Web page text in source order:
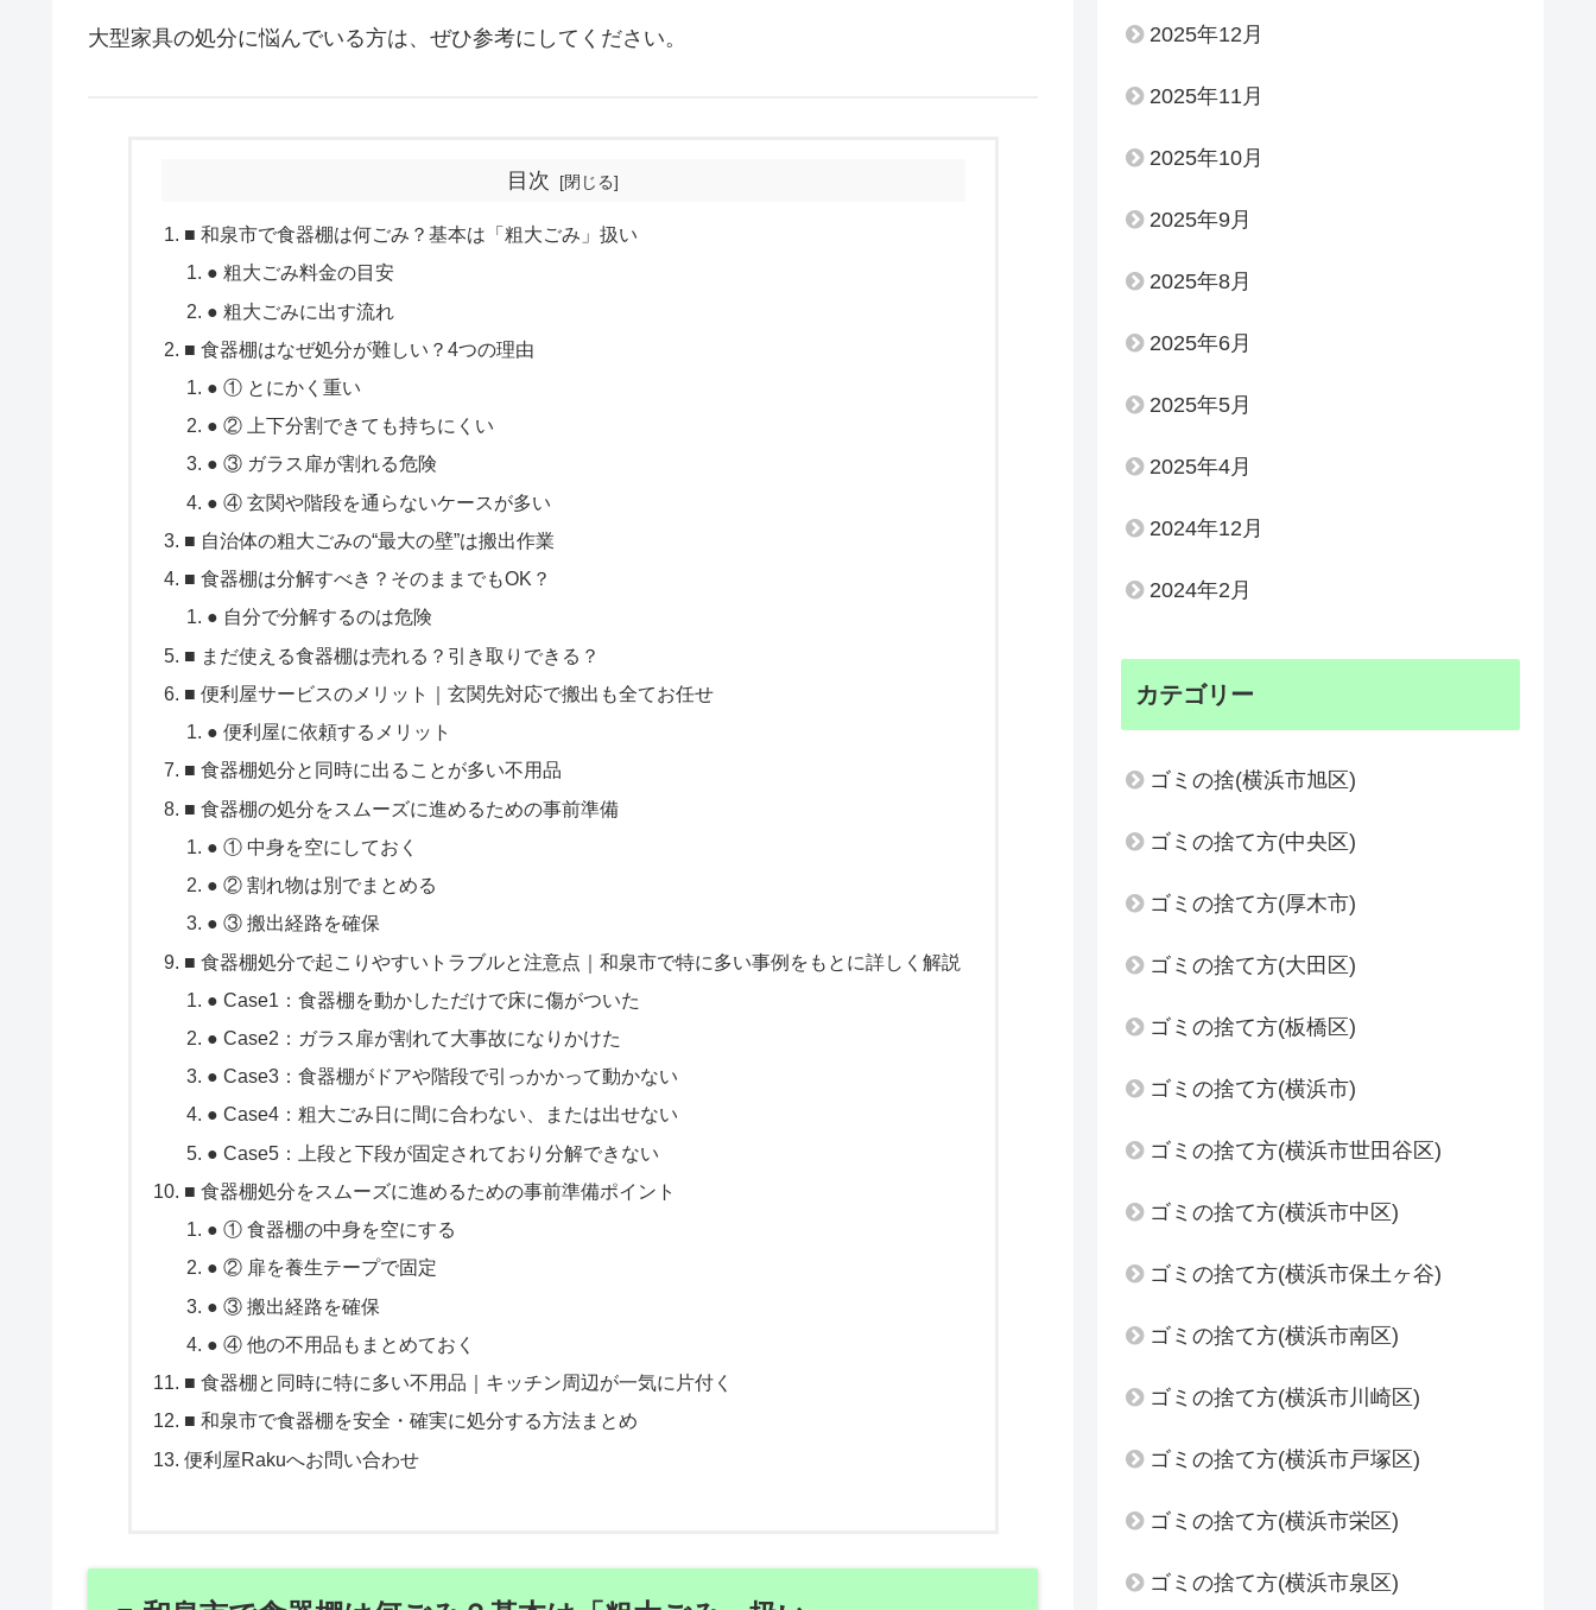
大型家具の処分に悩んでいる方は、ぜひ参考にしてください。
目次
■ 和泉市で食器棚は何ごみ？基本は「粗大ごみ」扱い
● 粗大ごみ料金の目安
● 粗大ごみに出す流れ
■ 食器棚はなぜ処分が難しい？4つの理由
● ① とにかく重い
● ② 上下分割できても持ちにくい
● ③ ガラス扉が割れる危険
● ④ 玄関や階段を通らないケースが多い
■ 自治体の粗大ごみの“最大の壁”は搬出作業
■ 食器棚は分解すべき？そのままでもOK？
● 自分で分解するのは危険
■ まだ使える食器棚は売れる？引き取りできる？
■ 便利屋サービスのメリット｜玄関先対応で搬出も全てお任せ
● 便利屋に依頼するメリット
■ 食器棚処分と同時に出ることが多い不用品
■ 食器棚の処分をスムーズに進めるための事前準備
● ① 中身を空にしておく
● ② 割れ物は別でまとめる
● ③ 搬出経路を確保
■ 食器棚処分で起こりやすいトラブルと注意点｜和泉市で特に多い事例をもとに詳しく解説
● Case1：食器棚を動かしただけで床に傷がついた
● Case2：ガラス扉が割れて大事故になりかけた
● Case3：食器棚がドアや階段で引っかかって動かない
● Case4：粗大ごみ日に間に合わない、または出せない
● Case5：上段と下段が固定されており分解できない
■ 食器棚処分をスムーズに進めるための事前準備ポイント
● ① 食器棚の中身を空にする
● ② 扉を養生テープで固定
● ③ 搬出経路を確保
● ④ 他の不用品もまとめておく
■ 食器棚と同時に特に多い不用品｜キッチン周辺が一気に片付く
■ 和泉市で食器棚を安全・確実に処分する方法まとめ
便利屋Rakuへお問い合わせ
2025年12月
2025年11月
2025年10月
2025年9月
2025年8月
2025年6月
2025年5月
2025年4月
2024年12月
2024年2月
カテゴリー
ゴミの捨(横浜市旭区)
ゴミの捨て方(中央区)
ゴミの捨て方(厚木市)
ゴミの捨て方(大田区)
ゴミの捨て方(板橋区)
ゴミの捨て方(横浜市)
ゴミの捨て方(横浜市世田谷区)
ゴミの捨て方(横浜市中区)
ゴミの捨て方(横浜市保土ヶ谷)
ゴミの捨て方(横浜市南区)
ゴミの捨て方(横浜市川崎区)
ゴミの捨て方(横浜市戸塚区)
ゴミの捨て方(横浜市栄区)
ゴミの捨て方(横浜市泉区)